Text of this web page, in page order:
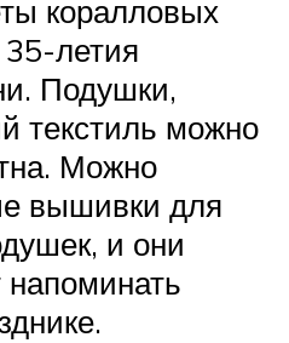
коралловых
35-летия
Подушки,
текстиль можно
Можно
вышивки для
и они
напоминать